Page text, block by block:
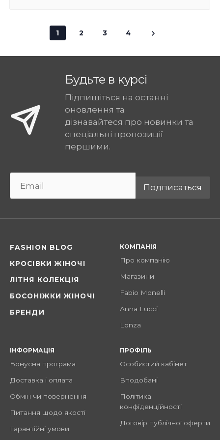
1 2 3 4
Будьте в курсі
Підпишіться на останні
оновлення та
дізнавайтеся про новинки та
спеціальні пропозиції
першими.
Подписаться
FASHION BLOG
КРОСІВКИ ЖІНОЧІ
ЛІТНЯ КОЛЕКЦІЯ
БОСОНІЖКИ ЖІНОЧІ
БРЕНДИ
КОМПАНІЯ
Про компанію
Магазини
Fabio Monelli
Anna Lucci
Lonza
ІНФОРМАЦІЯ
Бонусна програма
Доставка і оплата
Обмін чи повернення
Питання щодо якості
Гарантійні умови
ПРОФІЛЬ
Особистий кабінет
Вподобані
Політика
конфіденційності
Договір публічної оферти